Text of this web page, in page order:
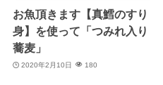
お魚頂きます【真鱈のすり
身】を使って「つみれ入り
蕎麦」
2020年2月10日 180